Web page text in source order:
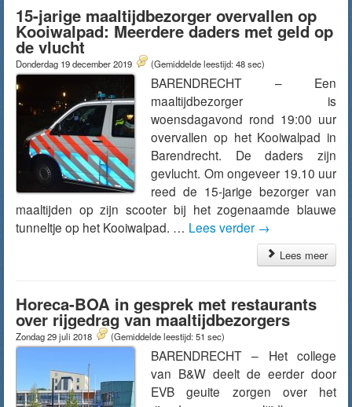
15-jarige maaltijdbezorger overvallen op
Kooiwalpad: Meerdere daders met geld op
de vlucht
Donderdag 19 december 2019 (Gemiddelde leestijd: 48 sec)
BARENDRECHT – Een
maaltijdbezorger is
woensdagavond rond 19:00 uur
overvallen op het Kooiwalpad in
Barendrecht. De daders zijn
gevlucht. Om ongeveer 19.10 uur
reed de 15-jarige bezorger van
maaltijden op zijn scooter bij het zogenaamde blauwe
tunneltje op het Kooiwalpad. … Lees verder →
Lees meer
Horeca-BOA in gesprek met restaurants
over rijgedrag van maaltijdbezorgers
Zondag 29 juli 2018 (Gemiddelde leestijd: 51 sec)
BARENDRECHT – Het college
van B&W deelt de eerder door
EVB geuite zorgen over het